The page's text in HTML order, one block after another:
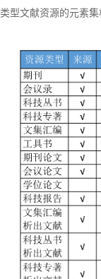
类型文献资源的元素